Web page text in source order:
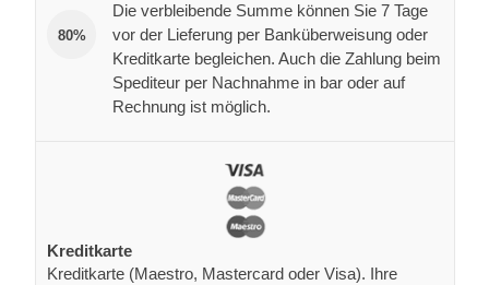
80%
Die verbleibende Summe können Sie 7 Tage
vor der Lieferung per Banküberweisung oder
Kreditkarte begleichen. Auch die Zahlung beim
Spediteur per Nachnahme in bar oder auf
Rechnung ist möglich.
Kreditkarte
Kreditkarte (Maestro, Mastercard oder Visa). Ihre